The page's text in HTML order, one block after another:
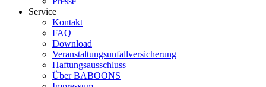
Service
Kontakt
FAQ
Download
Veranstaltungsunfallversicherung
Haftungsausschluss
Über BABOONS